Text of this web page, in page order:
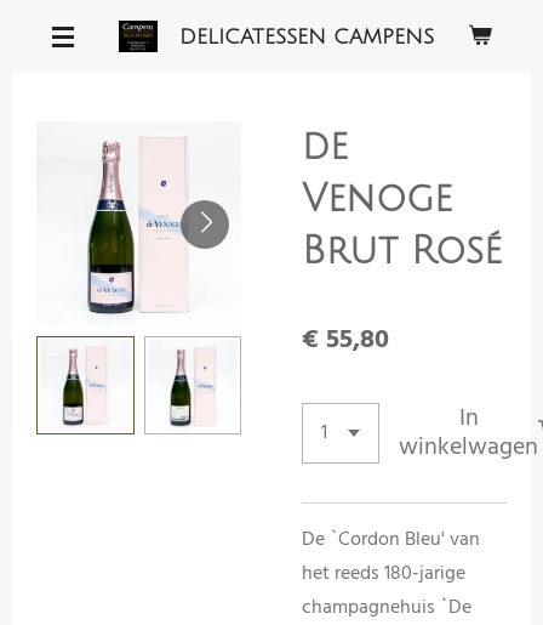
hoofdinhoud
DELICATESSEN CAMPENS
de
Venoge
Brut Rosé
€ 55,80
In
winkelwagen
De `Cordon Bleu' van
het reeds 180-jarige
champagnehuis `De